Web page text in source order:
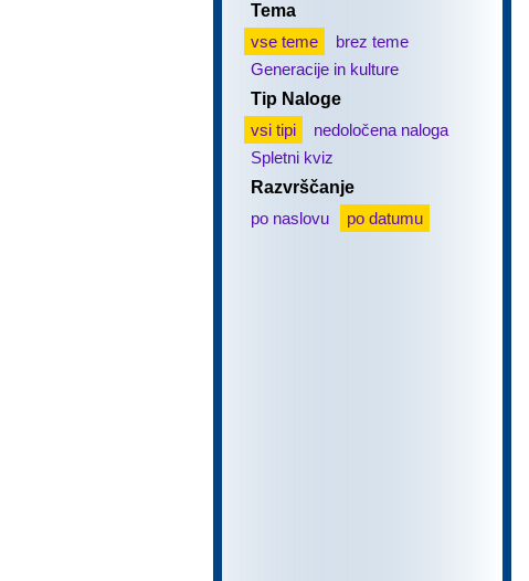
Tema
vse teme
brez teme
Generacije in kulture
Tip Naloge
vsi tipi
nedoločena naloga
Spletni kviz
Razvrščanje
po naslovu
po datumu